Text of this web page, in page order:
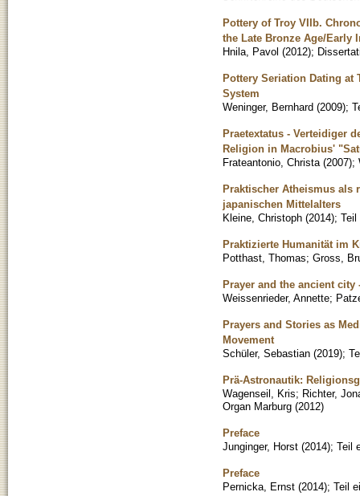
Pottery of Troy VIIb.
the Late Bronze Age/Early
Hnila, Pavol (2012);
Pottery Seriation Dating at
System
Weninger, Bernhard (2009);
Praetextatus - Verteidiger
Religion in Macrobius'
Frateantonio, Christa (2007);
Praktischer Atheismus als
japanischen Mittelalters
Kleine, Christoph (2014); Teil
Praktizierte Humanität im
Potthast, Thomas; Gross,
Prayer and the ancient
Weissenrieder, Annette;
Prayers and Stories as
Movement
Schüler, Sebastian (2019);
Prä-Astronautik:
Wagenseil, Kris; Richter,
Organ Marburg (2012)
Preface
Junginger, Horst (2014); Teil
Preface
Pernicka, Ernst (2014); Teil